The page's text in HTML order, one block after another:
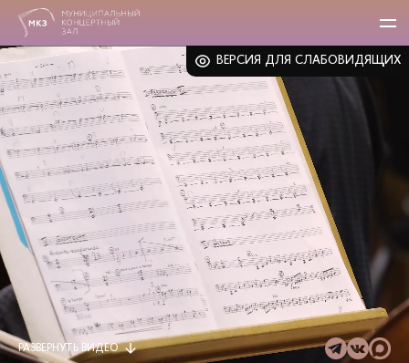
ВЕРСИЯ ДЛЯ СЛАБОВИДЯЩИХ
РАЗВЕРНУТЬ ВИДЕО